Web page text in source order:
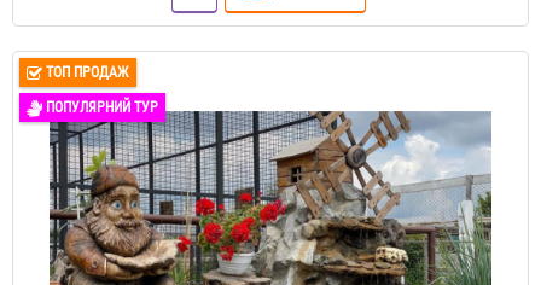
ТОП ПРОДАЖ
ПОПУЛЯРНИЙ ТУР